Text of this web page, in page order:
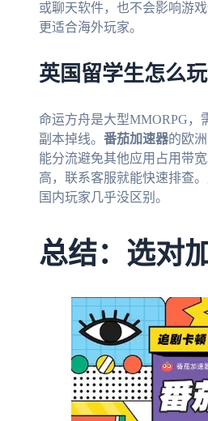
或聊天软件，也不会影响游
更适合海外玩家。
英国留学生怎么玩
命运方舟是大型MMORPG，
副本掉线。 番茄加速器的欧
能分流避免其他应用占用带
高，联系客服就能快速排查。
国内玩家几乎没区别。
总结：选对